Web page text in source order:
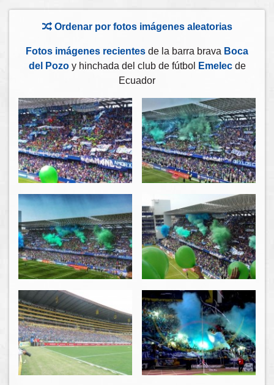
Ordenar por fotos imágenes aleatorias
Fotos imágenes recientes de la barra brava Boca
del Pozoy hinchada del club de fútbol Emelecde
Ecuador